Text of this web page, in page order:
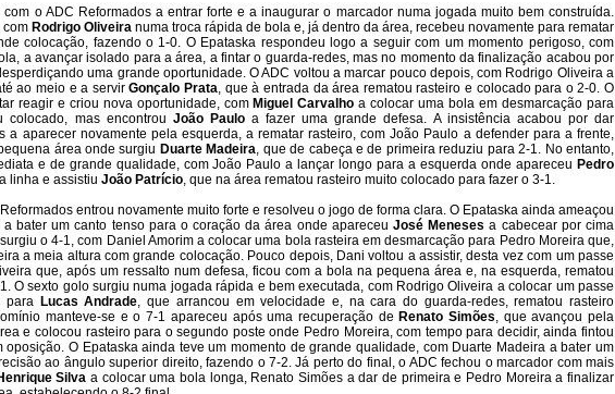
o ADC Reformados a entrar forte e a inaugurar o marcador numa jogada muito bem construída.
com Rodrigo Oliveira numa troca rápida de bola e, já dentro da área, recebeu novamente para rematar
colocação, fazendo o 1-0. O Epataska respondeu logo a seguir com um momento perigoso, com
a avançar isolado para a área, a fintar o guarda-redes, mas no momento da finalização acabou por
uma grande oportunidade. O ADC voltou a marcar pouco depois, com Rodrigo Oliveira a
ao meio e a servirGonçalo Prata, que à entrada da área rematou rasteiro e colocado para o 2-0. O
reagir e criou nova oportunidade, com Miguel Carvalho a colocar uma bola em desmarcação para
colocado, mas encontrou João Pauloa fazer uma grande defesa. A insistência acabou por dar
a aparecer novamente pela esquerda, a rematar rasteiro, com João Paulo a defender para a frente,
área onde surgiu Duarte Madeira, que de cabeça e de primeira reduziu para 2-1. No entanto,
e de grande qualidade, com João Paulo a lançar longo para a esquerda onde apareceu Pedro
linha e assistiu João Patrício, que na área rematou rasteiro muito colocado para fazer o 3-1.
entrou novamente muito forte e resolveu o jogo de forma clara. O Epataska ainda ameaçou
a bater um canto tenso para o coração da área onde apareceuJosé Meneses a cabecear por cima
o 4-1, com Daniel Amorim a colocar uma bola rasteira em desmarcação para Pedro Moreira que,
a meia altura com grande colocação. Pouco depois, Dani voltou a assistir, desta vez com um passe
que, após um ressalto num defesa, ficou com a bola na pequena área e, na esquerda, rematou
O sexto golo surgiu numa jogada rápida e bem executada, com Rodrigo Oliveira a colocar um passe
para Lucas Andrade, que arrancou em velocidade e, na cara do guarda-redes, rematou rasteiro
manteve-se e o 7-1 apareceu após uma recuperação de Renato Simões, que avançou pela
e colocou rasteiro para o segundo poste onde Pedro Moreira, com tempo para decidir, ainda fintou
oposição. O Epataska ainda teve um momento de grande qualidade, com Duarte Madeira a bater um
ao ângulo superior direito, fazendo o 7-2. Já perto do final, o ADC fechou o marcador com mais
Silva a colocar uma bola longa, Renato Simões a dar de primeira e Pedro Moreira a finalizar